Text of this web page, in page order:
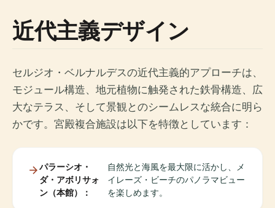
近代主義デザイン
セルジオ・ベルナルデスの近代主義的アプローチは、
モジュール構造、地元植物に触発された鉄骨構造、広
大なテラス、そして景観とのシームレスな統合に明ら
かです。宮殿複合施設は以下を特徴としています：
パラーシオ・
ダ・アボリサォ
ン（本館）：
自然光と海風を最大限に活かし、メ
イレーズ・ビーチのパノラマビュー
を楽しめます。